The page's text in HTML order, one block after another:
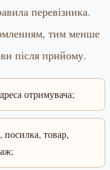
перевізника.
тим менше
після прийому.
отримувача;
посилка, товар,